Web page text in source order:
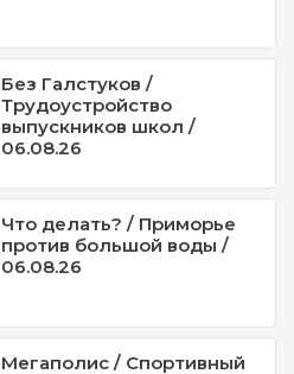
Без Галстуков /
Трудоустройство
выпускников школ /
06.08.26
Что делать? / Приморье
против большой воды /
06.08.26
Мегаполис / Спортивный